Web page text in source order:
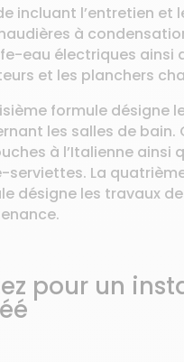
incluant l’entretien et
à
eau électriques ainsi
et les planchers
formule désigne
les salles de bain.
à l’Italienne ainsi
serviettes. La
désigne les travaux de
pour un